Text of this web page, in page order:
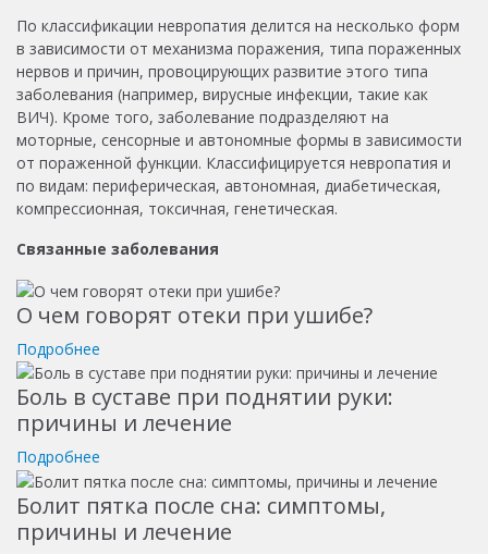
По классификации невропатия делится на несколько форм
в зависимости от механизма поражения, типа пораженных
нервов и причин, провоцирующих развитие этого типа
заболевания (например, вирусные инфекции, такие как
ВИЧ). Кроме того, заболевание подразделяют на
моторные, сенсорные и автономные формы в зависимости
от пораженной функции. Классифицируется невропатия и
по видам: периферическая, автономная, диабетическая,
компрессионная, токсичная, генетическая.
Связанные заболевания
О чем говорят отеки при ушибе?
Подробнее
Боль в суставе при поднятии руки:
причины и лечение
Подробнее
Болит пятка после сна: симптомы,
причины и лечение